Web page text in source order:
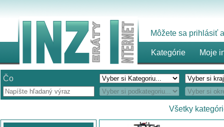
Môžete sa prihlásiť
Kategórie Moje
Čo
Všetky